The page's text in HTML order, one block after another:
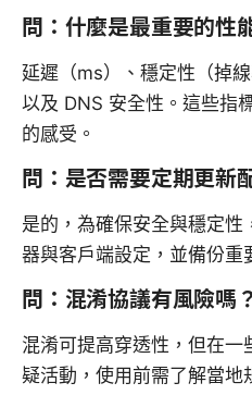
問：什麼是最重要的性
延遲（ms）、穩定性（掉
以及 DNS 安全性。這些指
的感受。
問：是否需要定期更新
是的，為確保安全與穩定
器與客戶端設定，並備份重
問：混淆協議有風險嗎？
混淆可提高穿透性，但在
疑活動，使用前需了解當地